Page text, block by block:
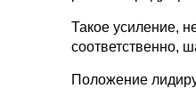
Такое усиление,
соответственно,
Положение